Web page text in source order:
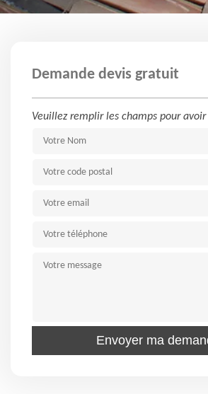
Demande devis gratuit
Veuillez remplir les champs pour